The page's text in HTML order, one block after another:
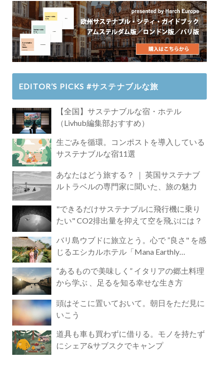
EDITOR’S PICKS #サステナブルな旅
【全国】サステナブルな宿・ホテル
（Livhub編集部おすすめ）
生ごみを循環。コンポストを導入している
サステナブルな宿11選
あなたはどう旅する？ ｜ 英国サステナブ
ルトラベルの専門家に聞いた、旅の魅力
"できるだけサステナブルに飛行機に乗り
たい" CO2排出量を抑えて空を飛ぶには？
バリ島ウブドに旅立とう。心で ”良さ" を感
じるエシカルホテル「Mana Earthly
“あるもので美味しく” イタリアの郷土料理
から学ぶ 、足るを知る幸せな生き方
頭はそこに置いておいて。朝日をただ見に
いこう
道具も車も買わずに借りる。モノを持たず
にシェア&サブスクでキャンプ